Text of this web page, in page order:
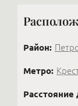
Район:
Метро:
Расстояние